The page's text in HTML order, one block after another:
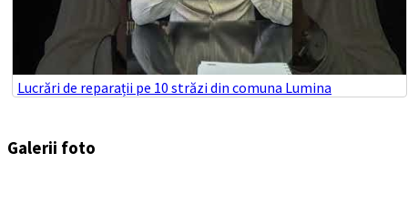
Lucrări de reparații pe 10 străzi din comuna Lumina
Galerii foto